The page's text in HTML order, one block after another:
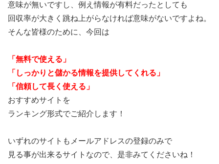
意味が無いですし、例え情報が有料だったとしても
回収率が大きく跳ね上がらなければ意味がないですよね。
そんな皆様のために、今回は
「無料で使える」
「しっかりと儲かる情報を提供してくれる」
「信頼して長く使える」
おすすめサイトを
ランキング形式でご紹介します！
いずれのサイトもメールアドレスの登録のみで
見る事が出来るサイトなので、是非みてくださいね！